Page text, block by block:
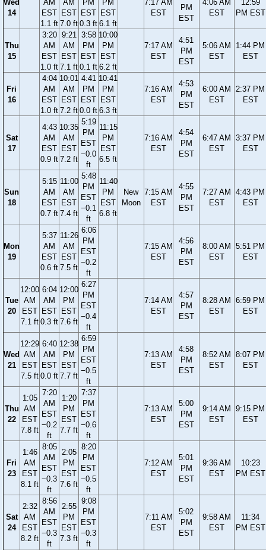
Wed
14
AM
EST
1.1 ft
AM
EST
7.0 ft
PM
EST
0.3 ft
PM
EST
6.1 ft
7:17 AM
EST
PM
EST
4:06 AM
EST
12:59
PM EST
Thu
15
3:20
AM
EST
1.0 ft
9:21
AM
EST
7.1 ft
3:58
PM
EST
0.1 ft
10:00
PM
EST
6.2 ft
7:17 AM
EST
4:51
PM
EST
5:06 AM
EST
1:44 PM
EST
Fri
16
4:04
AM
EST
1.0 ft
10:01
AM
EST
7.2 ft
4:41
PM
EST
0.0 ft
10:41
PM
EST
6.3 ft
7:16 AM
EST
4:53
PM
EST
6:00 AM
EST
2:37 PM
EST
Sat
17
4:43
AM
EST
0.9 ft
10:35
AM
EST
7.2 ft
5:19
PM
EST
−0.0
ft
11:15
PM
EST
6.5 ft
7:16 AM
EST
4:54
PM
EST
6:47 AM
EST
3:37 PM
EST
Sun
18
5:15
AM
EST
0.7 ft
11:00
AM
EST
7.4 ft
5:48
PM
EST
−0.1
ft
11:40
PM
EST
6.8 ft
New
Moon
7:15 AM
EST
4:55
PM
EST
7:27 AM
EST
4:43 PM
EST
Mon
19
5:37
AM
EST
0.6 ft
11:26
AM
EST
7.5 ft
6:06
PM
EST
−0.2
ft
7:15 AM
EST
4:56
PM
EST
8:00 AM
EST
5:51 PM
EST
Tue
20
12:00
AM
EST
7.1 ft
6:04
AM
EST
0.3 ft
12:00
PM
EST
7.6 ft
6:27
PM
EST
−0.4
ft
7:14 AM
EST
4:57
PM
EST
8:28 AM
EST
6:59 PM
EST
Wed
21
12:29
AM
EST
7.5 ft
6:40
AM
EST
0.0 ft
12:38
PM
EST
7.7 ft
6:59
PM
EST
−0.5
ft
7:13 AM
EST
4:58
PM
EST
8:52 AM
EST
8:07 PM
EST
Thu
22
1:05
AM
EST
7.8 ft
7:20
AM
EST
−0.2
ft
1:20
PM
EST
7.7 ft
7:37
PM
EST
−0.6
ft
7:13 AM
EST
5:00
PM
EST
9:14 AM
EST
9:15 PM
EST
Fri
23
1:46
AM
EST
8.1 ft
8:05
AM
EST
−0.3
ft
2:05
PM
EST
7.6 ft
8:20
PM
EST
−0.5
ft
7:12 AM
EST
5:01
PM
EST
9:36 AM
EST
10:23
PM EST
Sat
24
2:32
AM
EST
8.2 ft
8:56
AM
EST
−0.3
ft
2:55
PM
EST
7.3 ft
9:08
PM
EST
−0.3
ft
7:11 AM
EST
5:02
PM
EST
9:58 AM
EST
11:34
PM EST